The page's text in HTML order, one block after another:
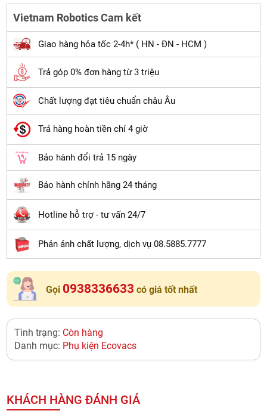
Vietnam Robotics Cam kết
Giao hàng hỏa tốc 2-4h* ( HN - ĐN - HCM )
Trả góp 0% đơn hàng từ 3 triệu
Chất lượng đạt tiêu chuẩn châu Âu
Trả hàng hoàn tiền chỉ 4 giờ
Bảo hành đổi trả 15 ngày
Bảo hành chính hãng 24 tháng
Hotline hỗ trợ - tư vấn 24/7
Phản ảnh chất lượng, dịch vụ 08.5885.7777
Gọi 0938336633 có giá tốt nhất
Tình trạng: Còn hàng
Danh mục: Phụ kiện Ecovacs
KHÁCH HÀNG ĐÁNH GIÁ